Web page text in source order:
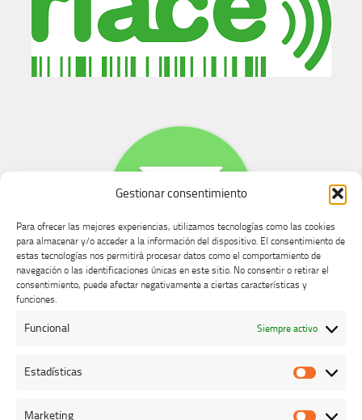
Gestionar consentimiento
Para ofrecer las mejores experiencias, utilizamos tecnologías como las cookies
para almacenar y/o acceder a la información del dispositivo. El consentimiento de
estas tecnologías nos permitirá procesar datos como el comportamiento de
navegación o las identificaciones únicas en este sitio. No consentir o retirar el
consentimiento, puede afectar negativamente a ciertas características y
funciones.
Funcional Siempre activo
Estadísticas
Marketing
Buzón de dudas, quejas y sugerencias